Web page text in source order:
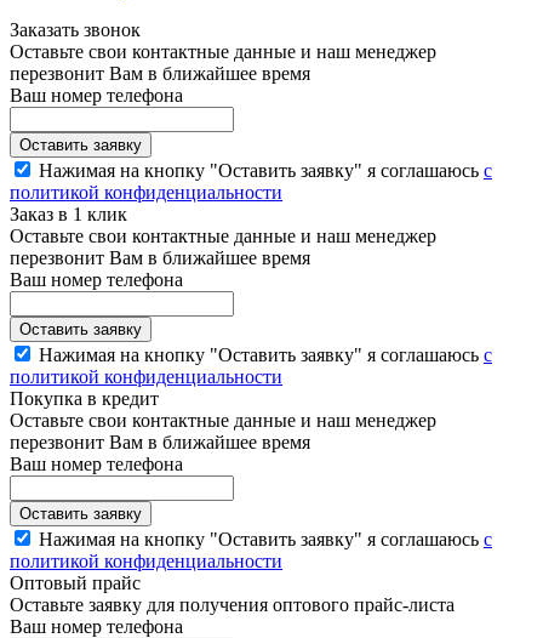
Заказать звонок
Оставьте свои контактные данные и наш менеджер
перезвонит Вам в ближайшее время
Ваш номер телефона
Нажимая на кнопку "Оставить заявку" я соглашаюсь с
политикой конфиденциальности
Заказ в 1 клик
Оставьте свои контактные данные и наш менеджер
перезвонит Вам в ближайшее время
Ваш номер телефона
Нажимая на кнопку "Оставить заявку" я соглашаюсь с
политикой конфиденциальности
Покупка в кредит
Оставьте свои контактные данные и наш менеджер
перезвонит Вам в ближайшее время
Ваш номер телефона
Нажимая на кнопку "Оставить заявку" я соглашаюсь с
политикой конфиденциальности
Оптовый прайс
Оставьте заявку для получения оптового прайс-листа
Ваш номер телефона